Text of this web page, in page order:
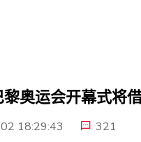
奥运会开幕式将
18:29:43
321